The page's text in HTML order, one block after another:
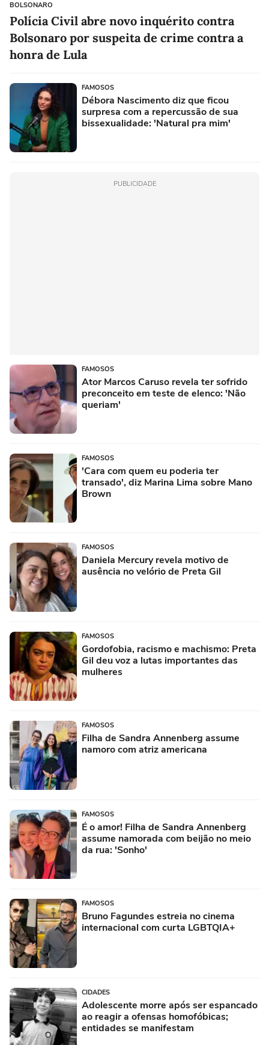
BOLSONARO
Polícia Civil abre novo inquérito contra
Bolsonaro por suspeita de crime contra a
honra de Lula
FAMOSOS
Débora Nascimento diz que ficou
surpresa com a repercussão de sua
bissexualidade: 'Natural pra mim'
PUBLICIDADE
FAMOSOS
Ator Marcos Caruso revela ter sofrido
preconceito em teste de elenco: 'Não
queriam'
FAMOSOS
'Cara com quem eu poderia ter
transado', diz Marina Lima sobre Mano
Brown
FAMOSOS
Daniela Mercury revela motivo de
ausência no velório de Preta Gil
FAMOSOS
Gordofobia, racismo e machismo: Preta
Gil deu voz a lutas importantes das
mulheres
FAMOSOS
Filha de Sandra Annenberg assume
namoro com atriz americana
FAMOSOS
É o amor! Filha de Sandra Annenberg
assume namorada com beijão no meio
da rua: 'Sonho'
FAMOSOS
Bruno Fagundes estreia no cinema
internacional com curta LGBTQIA+
CIDADES
Adolescente morre após ser espancado
ao reagir a ofensas homofóbicas;
entidades se manifestam